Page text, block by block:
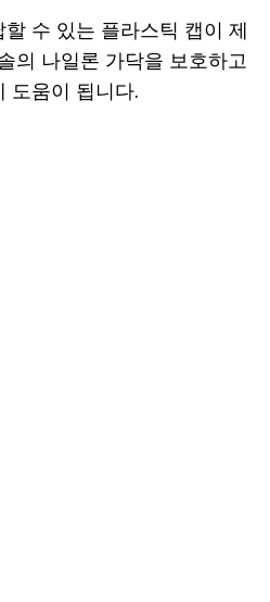
수 있는 플라스틱 캡이 제
의 나일론 가닥을 보호하고
도움이 됩니다.